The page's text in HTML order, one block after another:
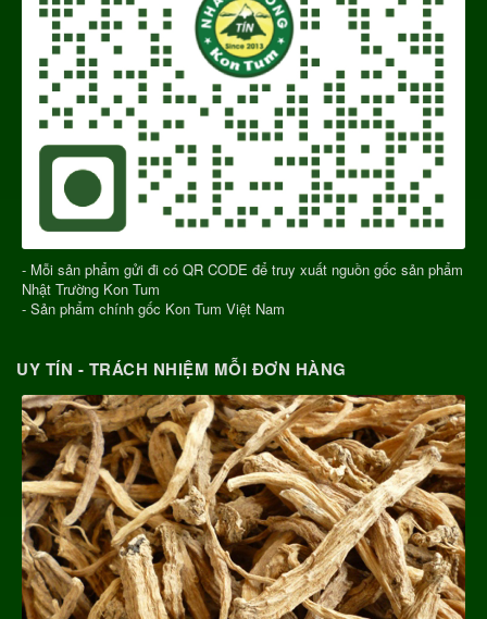
- Mỗi sản phẩm gửi đi có QR CODE để truy xuất nguồn gốc sản phẩm
Nhật Trường Kon Tum
- Sản phẩm chính gốc Kon Tum Việt Nam
UY TÍN - TRÁCH NHIỆM MỖI ĐƠN HÀNG